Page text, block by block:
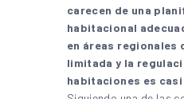
carecen de una
habitacional
en áreas regionales
limitada y la
habitaciones es